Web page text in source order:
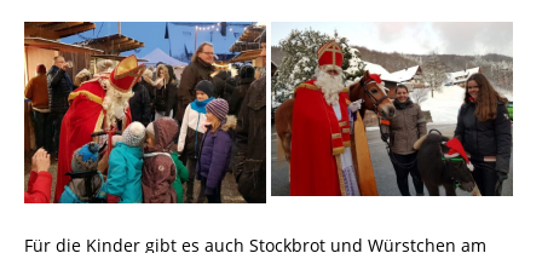
Für die Kinder gibt es auch Stockbrot und Würstchen am